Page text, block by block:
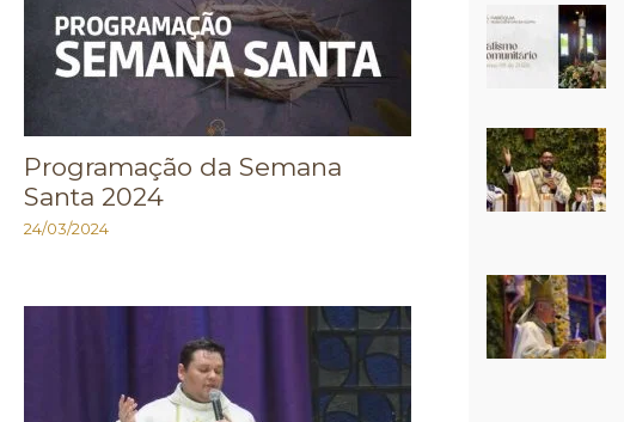
Programação da Semana
Santa 2024
24/03/2024